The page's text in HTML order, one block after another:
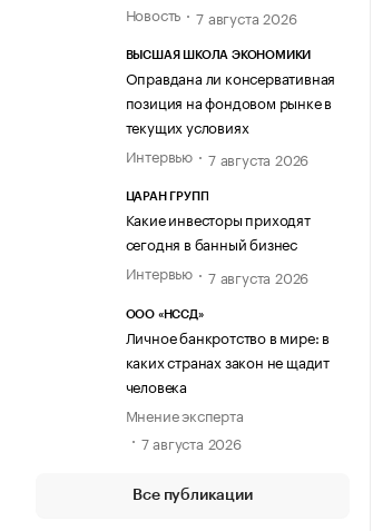
Новость
7 августа 2026
ВЫСШАЯ ШКОЛА ЭКОНОМИКИ
Оправдана ли консервативная
позиция на фондовом рынке в
текущих условиях
Интервью
7 августа 2026
ЦАРАН ГРУПП
Какие инвесторы приходят
сегодня в банный бизнес
Интервью
7 августа 2026
ООО «НССД»
Личное банкротство в мире: в
каких странах закон не щадит
человека
Мнение эксперта
7 августа 2026
Все публикации